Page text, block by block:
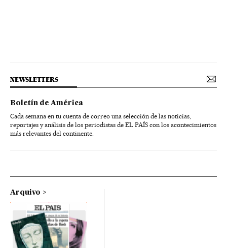
NEWSLETTERS
Boletín de América
Cada semana en tu cuenta de correo una selección de las noticias,
reportajes y análisis de los periodistas de EL PAÍS con los acontecimientos
más relevantes del continente.
Arquivo